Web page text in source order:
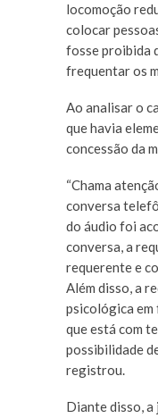
locomoção
colocar
fosse proibida
frequentar os
Ao analisar o
que havia
concessão da
“Chama
conversa
do áudio foi
conversa, a
requerente e
Além disso, a
psicológica em
que está com
possibilidade
registrou.
Diante disso, a